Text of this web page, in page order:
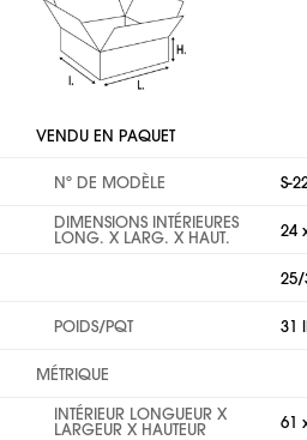
VENDU EN PAQUET
Nº DE MODÈLE
S-
DIMENSIONS INTÉRIEURES
LONG. X LARG. X HAUT. 24
25/
POIDS/PQT 31
MÉTRIQUE
INTÉRIEUR LONGUEUR X
LARGEUR X HAUTEUR 61